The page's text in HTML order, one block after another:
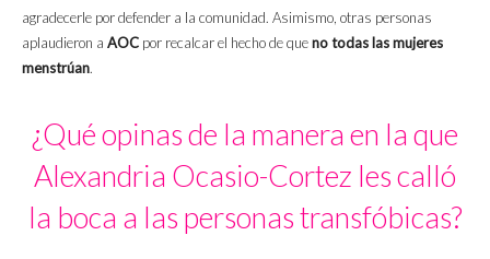
agradecerle por defender a la comunidad. Asimismo, otras personas
aplaudieron a AOC por recalcar el hecho de queno todas las mujeres
menstrúan.
¿Qué opinas de la manera en la que
Alexandria Ocasio-Cortez les calló
la boca a las personas transfóbicas?